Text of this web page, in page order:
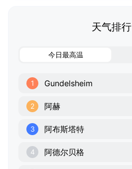
天气排行
今日最高温
1 Gundelsheim
2 阿赫
3 阿布斯塔特
4 阿德尔贝格